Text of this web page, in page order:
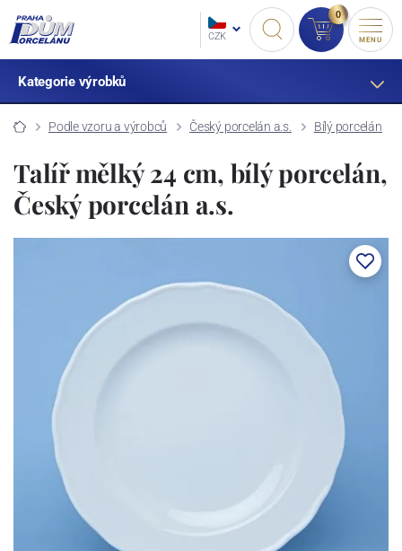
CZK
0
MENU
Kategorie výrobků
Podle vzoru a výrobců Český porcelán a.s. Bílý porcelán
Talíř mělký 24 cm, bílý porcelán,
Český porcelán a.s.